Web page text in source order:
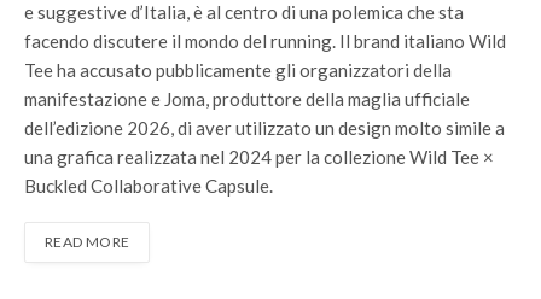
e suggestive d’Italia, è al centro di una polemica che sta
facendo discutere il mondo del running. Il brand italiano Wild
Tee ha accusato pubblicamente gli organizzatori della
manifestazione e Joma, produttore della maglia ufficiale
dell’edizione 2026, di aver utilizzato un design molto simile a
una grafica realizzata nel 2024 per la collezione Wild Tee ×
Buckled Collaborative Capsule.
READ MORE